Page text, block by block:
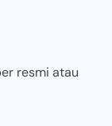
resmi atau